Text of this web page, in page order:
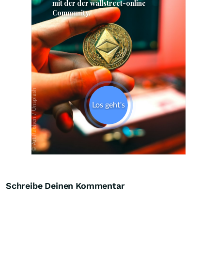
Schreibe Deinen Kommentar